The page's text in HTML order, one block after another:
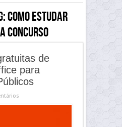
como estudar
concurso
de
para